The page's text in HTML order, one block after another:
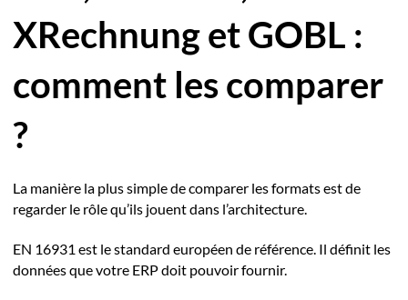
XRechnung et GOBL :
comment les comparer
?
La manière la plus simple de comparer les formats est de
regarder le rôle qu’ils jouent dans l’architecture.
EN 16931 est le standard européen de référence. Il définit les
données que votre ERP doit pouvoir fournir.